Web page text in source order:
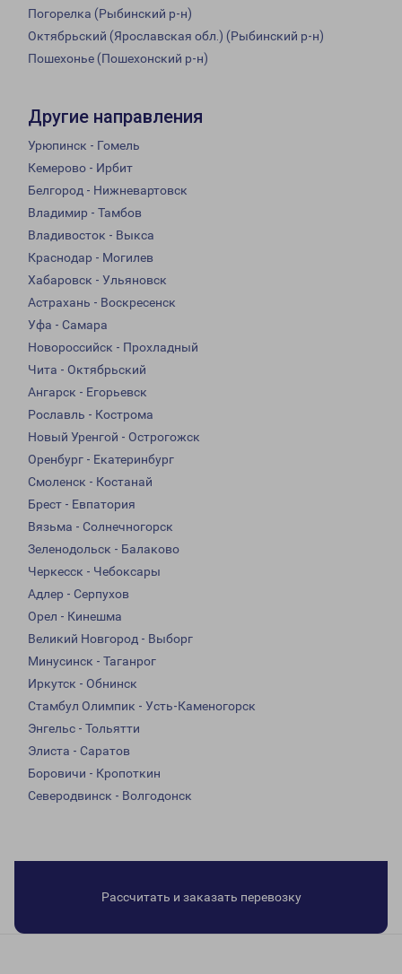
Погорелка (Рыбинский р-н)
Октябрьский (Ярославская обл.) (Рыбинский р-н)
Пошехонье (Пошехонский р-н)
Другие направления
Урюпинск - Гомель
Кемерово - Ирбит
Белгород - Нижневартовск
Владимир - Тамбов
Владивосток - Выкса
Краснодар - Могилев
Хабаровск - Ульяновск
Астрахань - Воскресенск
Уфа - Самара
Новороссийск - Прохладный
Чита - Октябрьский
Ангарск - Егорьевск
Рославль - Кострома
Новый Уренгой - Острогожск
Оренбург - Екатеринбург
Смоленск - Костанай
Брест - Евпатория
Вязьма - Солнечногорск
Зеленодольск - Балаково
Черкесск - Чебоксары
Адлер - Серпухов
Орел - Кинешма
Великий Новгород - Выборг
Минусинск - Таганрог
Иркутск - Обнинск
Стамбул Олимпик - Усть-Каменогорск
Энгельс - Тольятти
Элиста - Саратов
Боровичи - Кропоткин
Северодвинск - Волгодонск
Рассчитать и заказать перевозку